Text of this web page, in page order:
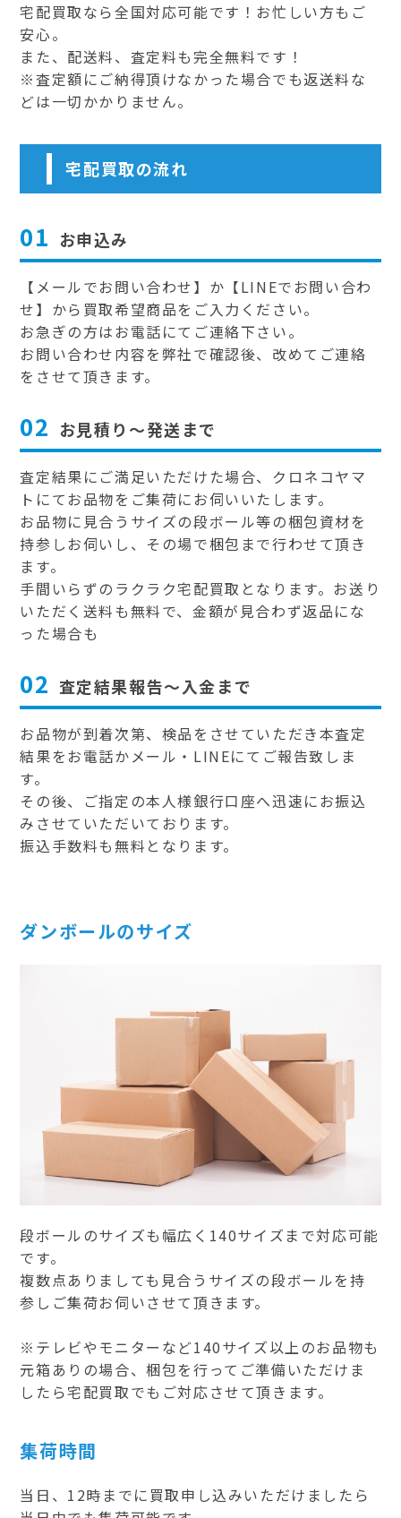
宅配買取なら全国対応可能です！お忙しい方もご
安心。
また、配送料、査定料も完全無料です！
※査定額にご納得頂けなかった場合でも返送料な
どは一切かかりません。
宅配買取の流れ
01 お申込み
【メールでお問い合わせ】か【LINEでお問い合わ
せ】から買取希望商品をご入力ください。
お急ぎの方はお電話にてご連絡下さい。
お問い合わせ内容を弊社で確認後、改めてご連絡
をさせて頂きます。
02 お見積り～発送まで
査定結果にご満足いただけた場合、クロネコヤマ
トにてお品物をご集荷にお伺いいたします。
お品物に見合うサイズの段ボール等の梱包資材を
持参しお伺いし、その場で梱包まで行わせて頂き
ます。
手間いらずのラクラク宅配買取となります。お送り
いただく送料も無料で、金額が見合わず返品にな
った場合も
02 査定結果報告～入金まで
お品物が到着次第、検品をさせていただき本査定
結果をお電話かメール・LINEにてご報告致しま
す。
その後、ご指定の本人様銀行口座へ迅速にお振込
みさせていただいております。
振込手数料も無料となります。
ダンボールのサイズ
段ボールのサイズも幅広く140サイズまで対応可能
です。
複数点ありましても見合うサイズの段ボールを持
参しご集荷お伺いさせて頂きます。
※テレビやモニターなど140サイズ以上のお品物も
元箱ありの場合、梱包を行ってご準備いただけま
したら宅配買取でもご対応させて頂きます。
集荷時間
当日、12時までに買取申し込みいただけましたら